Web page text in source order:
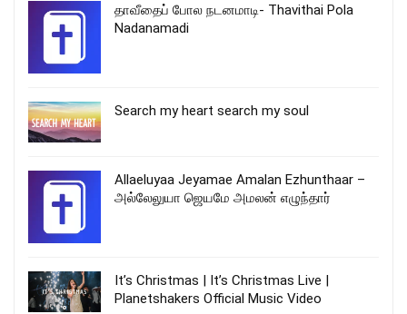
தாவீதைப் போல நடனமாடி- Thavithai Pola
Nadanamadi
Search my heart search my soul
Allaeluyaa Jeyamae Amalan Ezhunthaar –
அல்லேலுயா ஜெயமே அமலன் எழுந்தார்
It’s Christmas | It’s Christmas Live |
Planetshakers Official Music Video